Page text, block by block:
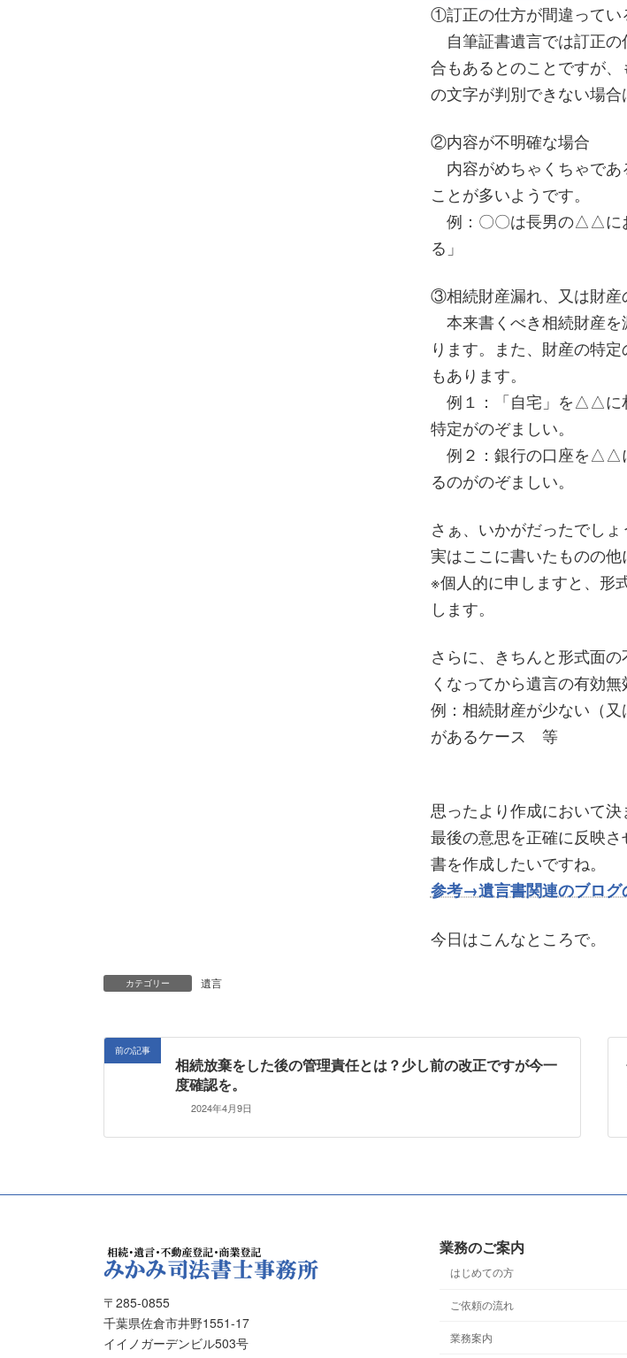
①訂正の仕方が間違ってい
自筆証書遺言では訂正の
合もあるとのことですが
の文字が判別できない場合
②内容が不明確な場合
内容がめちゃくちゃであ
ことが多いようです。
例：〇〇は長男の△△に
る」
③相続財産漏れ、又は財産
本来書くべき相続財産を
ります。また、財産の特
もあります。
例１：「自宅」を△△に
特定がのぞましい。
例２：銀行の口座を△△
るのがのぞましい。
さぁ、いかがだったでしょ
実はここに書いたものの他
※個人的に申しますと、形
します。
さらに、きちんと形式面
くなってから遺言の有効
例：相続財産が少ない（
があるケース 等
思ったより作成において決
最後の意思を正確に反映
書を作成したいですね。
参考→遺言書関連のブログ
今日はこんなところで。
カテゴリー 遺言
前の記事
相続放棄をした後の管理責任とは？少し前の改正ですが今一
度確認を。
2024年4月9日
〒285-0855
千葉県佐倉市井野1551-17
イイノガーデンビル503号
業務のご案内
はじめての方
ご依頼の流れ
業務案内